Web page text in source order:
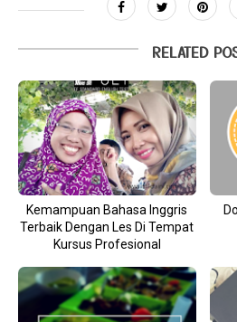
RELATED
Kemampuan Bahasa Inggris
Terbaik Dengan Les Di Tempat
Kursus Profesional